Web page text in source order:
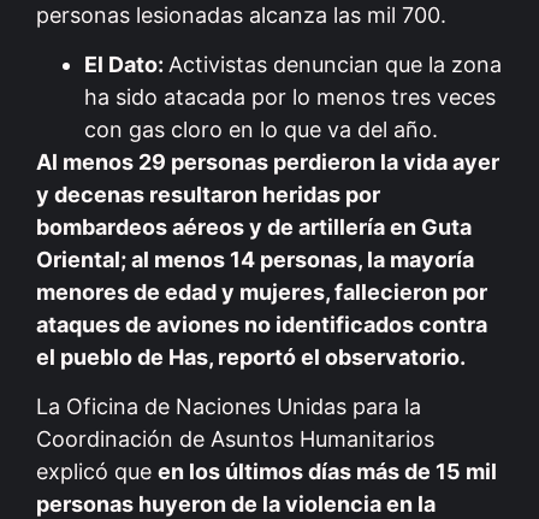
personas lesionadas alcanza las mil 700.
El Dato: Activistas denuncian que la zona
ha sido atacada por lo menos tres veces
con gas cloro en lo que va del año.
Al menos 29 personas perdieron la vida ayer
y decenas resultaron heridas por
bombardeos aéreos y de artillería en Guta
Oriental; al menos 14 personas, la mayoría
menores de edad y mujeres, fallecieron por
ataques de aviones no identificados contra
el pueblo de Has, reportó el observatorio.
La Oficina de Naciones Unidas para la
Coordinación de Asuntos Humanitarios
explicó que en los últimos días más de 15 mil
personas huyeron de la violencia en la